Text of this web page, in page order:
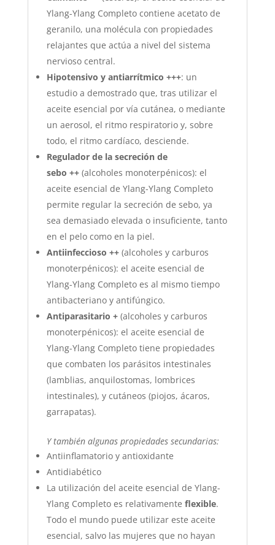
Ylang-Ylang Completo contiene acetato de
geranilo, una molécula con propiedades
relajantes que actúa a nivel del sistema
nervioso central.
Hipotensivo y antiarrítmico +++: un
estudio a demostrado que, tras utilizar el
aceite esencial por vía cutánea, o mediante
un aerosol, el ritmo respiratorio y, sobre
todo, el ritmo cardíaco, desciende.
Regulador de la secreción de
sebo ++ (alcoholes monoterpénicos): el
aceite esencial de Ylang-Ylang Completo
permite regular la secreción de sebo, ya
sea demasiado elevada o insuficiente, tanto
en el pelo como en la piel.
Antiinfeccioso ++(alcoholes y carburos
monoterpénicos): el aceite esencial de
Ylang-Ylang Completo es al mismo tiempo
antibacteriano y antifúngico.
Antiparasitario + (alcoholes y carburos
monoterpénicos): el aceite esencial de
Ylang-Ylang Completo tiene propiedades
que combaten los parásitos intestinales
(lamblias, anquilostomas, lombrices
intestinales), y cutáneos (piojos, ácaros,
garrapatas).
Y también algunas propiedades secundarias:
Antiinflamatorio y antioxidante
Antidiabético
La utilización del aceite esencial de Ylang-
Ylang Completo es relativamente flexible.
Todo el mundo puede utilizar este aceite
esencial, salvo las mujeres que no hayan